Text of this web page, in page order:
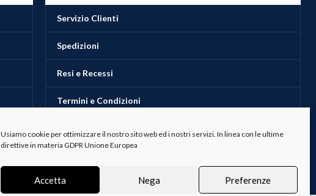
Usiamo cookie per ottimizzare il nostro sito web ed i nostri servizi. In linea con le ultime
direttive in materia GDPR Unione Europea
Accetta Nega Preferenze
Servizio Clienti
Spedizioni
Resi e Recessi
Termini e Condizioni